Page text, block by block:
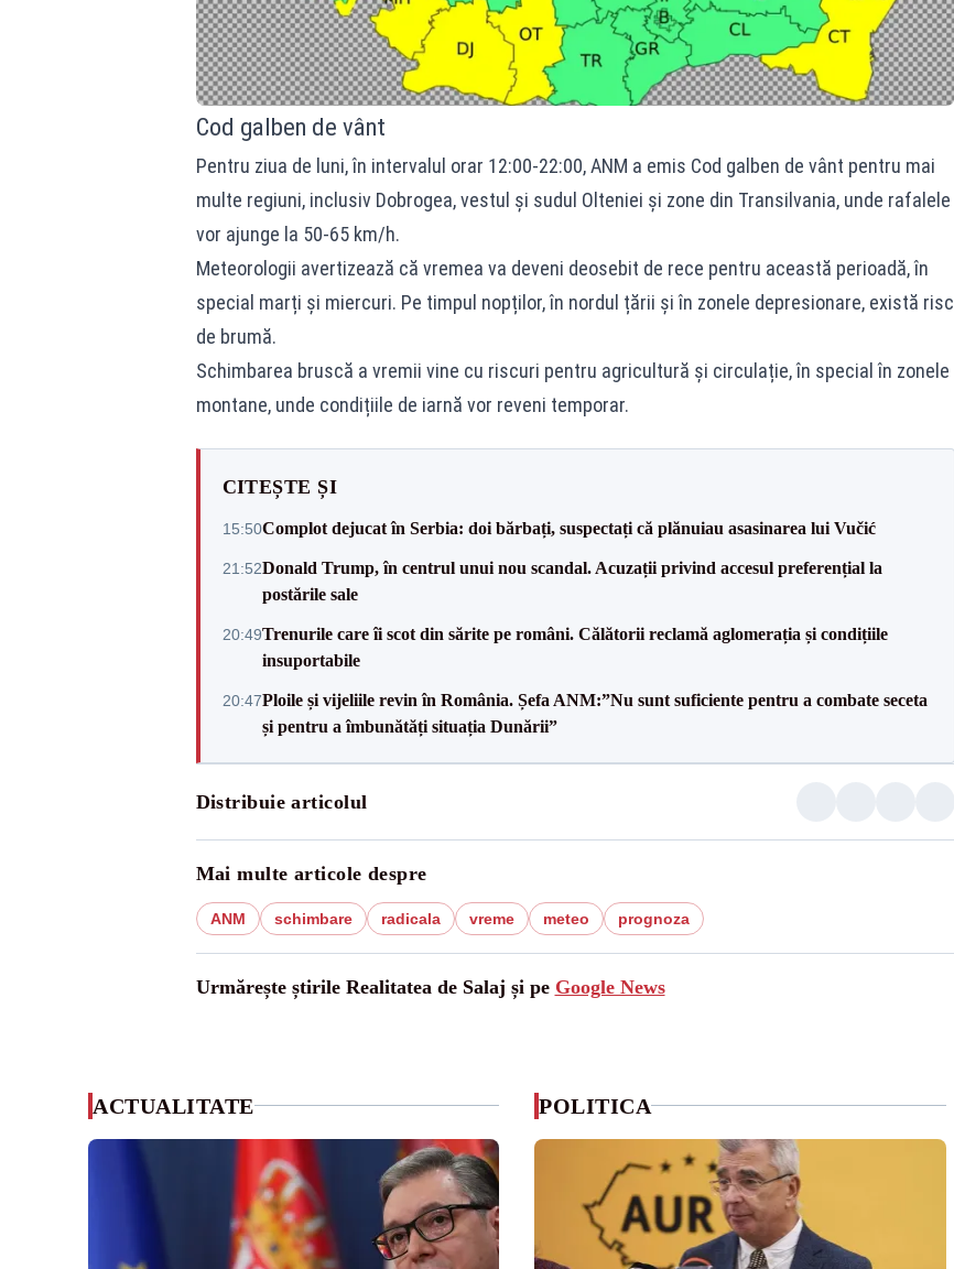
Cod galben de vânt
Pentru ziua de luni, în intervalul orar 12:00-22:00, ANM a emis Cod galben de vânt pentru mai
multe regiuni, inclusiv Dobrogea, vestul și sudul Olteniei și zone din Transilvania, unde rafalele
vor ajunge la 50-65 km/h.
Meteorologii avertizează că vremea va deveni deosebit de rece pentru această perioadă, în
special marți și miercuri. Pe timpul nopților, în nordul țării și în zonele depresionare, există risc
de brumă.
Schimbarea bruscă a vremii vine cu riscuri pentru agricultură și circulație, în special în zonele
montane, unde condițiile de iarnă vor reveni temporar.
CITEȘTE ȘI
15:50Complot dejucat în Serbia: doi bărbați, suspectați că plănuiau asasinarea lui Vučić
21:52Donald Trump, în centrul unui nou scandal. Acuzații privind accesul preferențial la
postările sale
20:49Trenurile care îi scot din sărite pe români. Călătorii reclamă aglomerația și condițiile
insuportabile
20:47Ploile și vijeliile revin în România. Șefa ANM:”Nu sunt suficiente pentru a combate seceta
și pentru a îmbunătăți situația Dunării”
Distribuie articolul
Mai multe articole despre
ANM schimbare radicala vreme meteo prognoza
Urmărește știrile Realitatea de Salaj și pe Google News
ACTUALITATE POLITICA